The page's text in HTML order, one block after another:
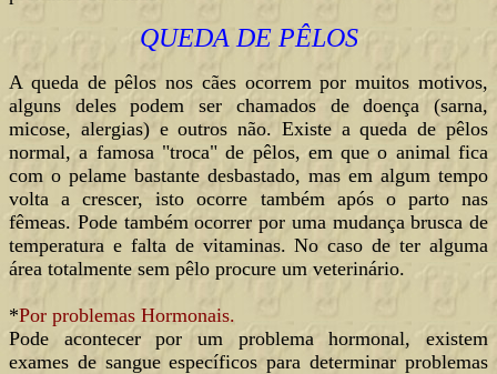
QUEDA DE PÊLOS
A queda de pêlos nos cães ocorrem por muitos motivos,
alguns deles podem ser chamados de doença (sarna,
micose, alergias) e outros não. Existe a queda de pêlos
normal, a famosa "troca" de pêlos, em que o animal fica
com o pelame bastante desbastado, mas em algum tempo
volta a crescer, isto ocorre também após o parto nas
fêmeas. Pode também ocorrer por uma mudança brusca de
temperatura e falta de vitaminas. No caso de ter alguma
área totalmente sem pêlo procure um veterinário.
*Por problemas Hormonais.
Pode acontecer por um problema hormonal, existem
exames de sangue específicos para determinar problemas